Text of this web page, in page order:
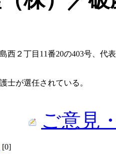
西２丁目11番20の403号、
士が選任されている。
ご意見
[0]